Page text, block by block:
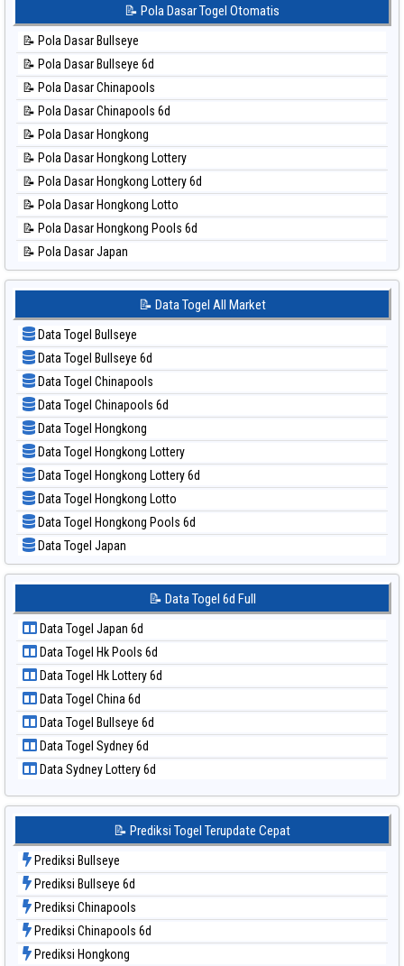
⚽ Bola Hitam Taiwan
📊 Statistik Kuda Lari
📊 Statistik Magnum Cambodia
📊 Statistik Nagoya
📊 Statistik New York Midday
📊 Statistik North Carolina Day
📊 Statistik Pcso
📊 Statistik Pennsylvania Day
📊 Statistik Sao Paulo
📊 Statistik Singapore
📊 Statistik Sydney
📊 Statistik Sydney Lottery
📊 Statistik Sydney Lottery 6d
📊 Statistik Sydney Lotto
📊 Statistik Sydney Pools 6d
📊 Statistik Taipei
📊 Statistik Taiwan
📝 Pola Dasar Togel Otomatis
📝 Pola Dasar Bullseye
📝 Pola Dasar Bullseye 6d
📝 Pola Dasar Chinapools
📝 Pola Dasar Chinapools 6d
📝 Pola Dasar Hongkong
📝 Pola Dasar Hongkong Lottery
📝 Pola Dasar Hongkong Lottery 6d
📝 Pola Dasar Hongkong Lotto
📝 Pola Dasar Hongkong Pools 6d
📝 Pola Dasar Japan
📝 Pola Dasar Japan 6d
📝 Pola Dasar Kuda Lari
📝 Pola Dasar Magnum Cambodia
📝 Pola Dasar Nagoya
📝 Pola Dasar North Carolina Day
📝 Pola Dasar Pcso
📝 Pola Dasar Sao Paulo
📝 Pola Dasar Singapore
📝 Pola Dasar Sydney
📝 Pola Dasar Sydney Lottery
📝 Pola Dasar Sydney Lottery 6d
📝 Pola Dasar Sydney Lotto
📝 Pola Dasar Sydney Pools 6d
📝 Pola Dasar Taiwan
📝 Data Togel All Market
Data Togel Bullseye
Data Togel Bullseye 6d
Data Togel Chinapools
Data Togel Chinapools 6d
Data Togel Hongkong
Data Togel Hongkong Lottery
Data Togel Hongkong Lottery 6d
Data Togel Hongkong Lotto
Data Togel Hongkong Pools 6d
Data Togel Japan
Data Togel Japan 6d
Data Togel Kuda Lari
Data Togel Magnum Cambodia
Data Togel Nagoya
Data Togel North Carolina Day
Data Togel Pcso
Data Togel Sao Paulo
Data Togel Singapore
Data Togel Sydney
Data Togel Sydney Lottery
Data Togel Sydney Lottery 6d
Data Togel Sydney Lotto
Data Togel Sydney Pools 6d
Data Togel Taipei
Data Togel Taiwan
📝 Data Togel 6d Full
Data Togel Japan 6d
Data Togel Hk Pools 6d
Data Togel Hk Lottery 6d
Data Togel China 6d
Data Togel Bullseye 6d
Data Togel Sydney 6d
Data Sydney Lottery 6d
📝 Prediksi Togel Terupdate Cepat
Prediksi Bullseye
Prediksi Bullseye 6d
Prediksi Chinapools
Prediksi Chinapools 6d
Prediksi Hongkong